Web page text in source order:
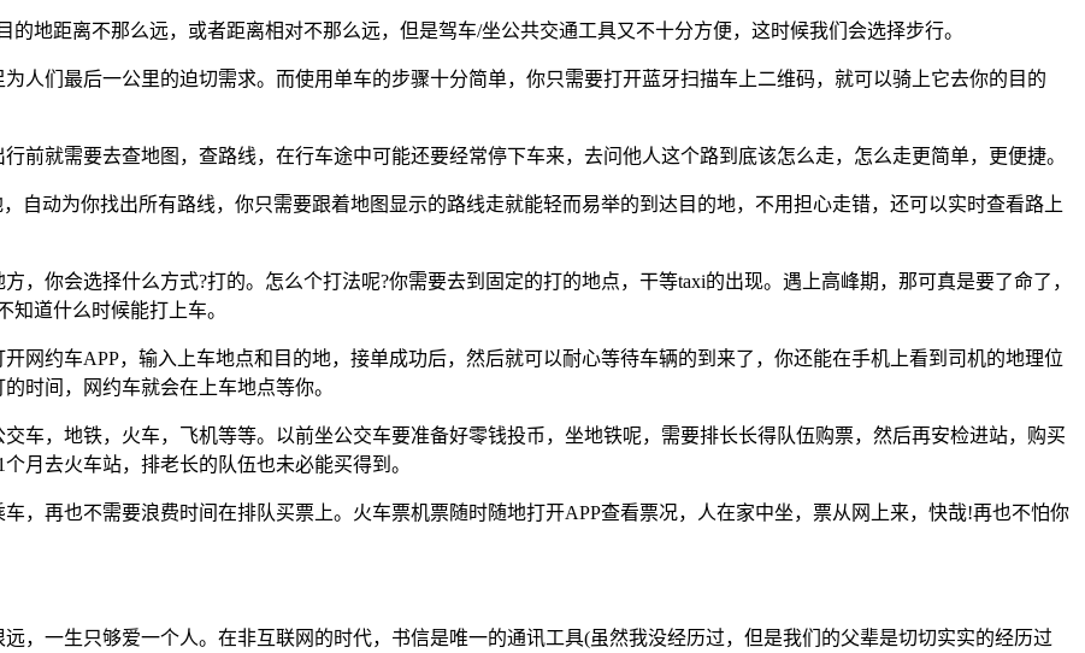
地距离不那么远，或者距离相对不那么远，但是驾车/坐公共交通工具又不十分方便，这时候我们会选择步行。
人们最后一公里的迫切需求。而使用单车的步骤十分简单，你只需要打开蓝牙扫描车上二维码，就可以骑上它去你的目的
前就需要去查地图，查路线，在行车途中可能还要经常停下车来，去问他人这个路到底该怎么走，怎么走更简单，更便捷。
自动为你找出所有路线，你只需要跟着地图显示的路线走就能轻而易举的到达目的地，不用担心走错，还可以实时查看路上
，你会选择什么方式?打的。怎么个打法呢?你需要去到固定的打的地点，干等taxi的出现。遇上高峰期，那可真是要了命了，
知道什么时候能打上车。
网约车APP，输入上车地点和目的地，接单成功后，然后就可以耐心等待车辆的到来了，你还能在手机上看到司机的地理位
时间，网约车就会在上车地点等你。
车，地铁，火车，飞机等等。以前坐公交车要准备好零钱投币，坐地铁呢，需要排长长得队伍购票，然后再安检进站，购买
月去火车站，排老长的队伍也未必能买得到。
，再也不需要浪费时间在排队买票上。火车票机票随时随地打开APP查看票况，人在家中坐，票从网上来，快哉!再也不怕你
，一生只够爱一个人。在非互联网的时代，书信是唯一的通讯工具(虽然我没经历过，但是我们的父辈是切切实实的经历过